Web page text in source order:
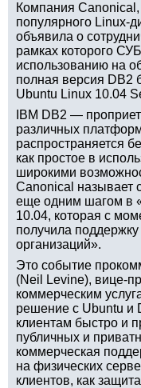
Компания
популярного Linux-
объявила о
рамках которого
использованию на
полная версия DB2
Ubuntu Linux 10.04
IBM DB2 —
различных
распространяется
как простое в
широкими
Canonical называет
еще одним шагом в
10.04, которая с
получила
организаций».
Это событие
(Neil Levine), вице-
коммерческим
решение с Ubuntu и
клиентам быстро и
публичных и
коммерческая
на физических
клиентов, как